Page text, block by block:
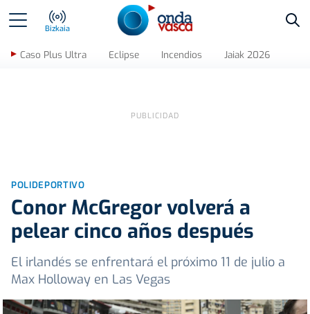
Bizkaia
Caso Plus Ultra Eclipse Incendios Jaiak 2026
POLIDEPORTIVO
Conor McGregor volverá a
pelear cinco años después
El irlandés se enfrentará el próximo 11 de julio a
Max Holloway en Las Vegas